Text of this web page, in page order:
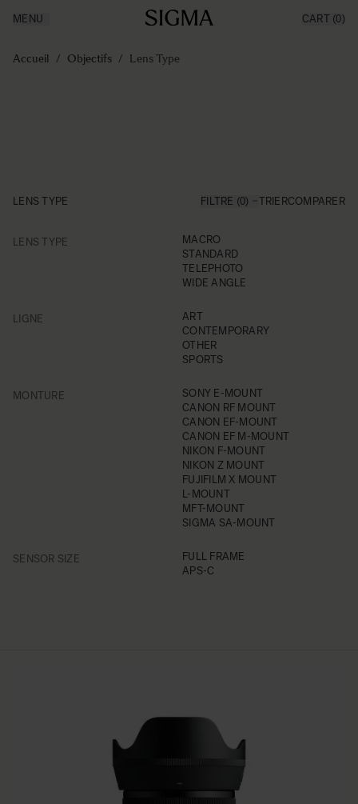
Made in Aizu
Support
MENU CART (0)
Accueil / Objectifs / Lens Type
LENS TYPE FILTRE (0) TRIERCOMPARER
LENS TYPE
MACRO
STANDARD
TELEPHOTO
WIDE ANGLE
LIGNE
ART
CONTEMPORARY
OTHER
SPORTS
MONTUREFILTER
SONY E-MOUNT
CANON RF MOUNT
CANON EF-MOUNT
CANON EF M-MOUNT
NIKON F-MOUNT
NIKON Z MOUNT
FUJIFILM X MOUNT
L-MOUNT
MFT-MOUNT
SIGMA SA-MOUNT
SENSOR SIZEFILTER
FULL FRAME
APS-C